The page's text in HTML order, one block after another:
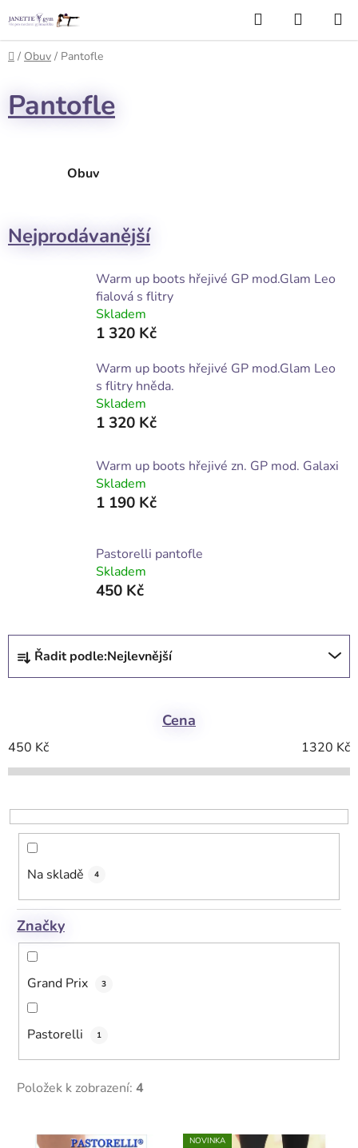
na
obsah
Hledat
KOŠÍK
Domů
/ Obuv / Pantofle
Pantofle
Obuv
Nejprodávanější
Warm up boots hřejivé GP mod.Glam Leo
fialová s flitry
Skladem
1 320 Kč
Warm up boots hřejivé GP mod.Glam Leo
s flitry hněda.
Skladem
1 320 Kč
Warm up boots hřejivé zn. GP mod. Galaxi
Skladem
1 190 Kč
Pastorelli pantofle
Skladem
450 Kč
Ř
z
í
p
o
d
ů
Řadit podle:Nejlevnější
Cena
450 Kč 1320 Kč
Na skladě 4
Značky
Grand Prix 3
Pastorelli 1
Položek k zobrazení: 4
NOVINKA